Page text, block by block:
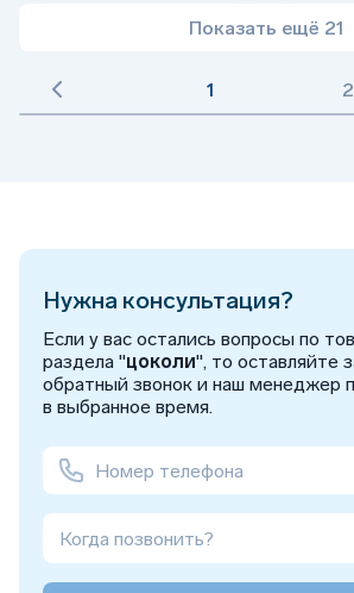
Показать ещё 21
1 2
Нужна консультация?
Если у вас остались вопросы по
раздела "цоколи", то оставляйте
обратный звонок и наш менеджер
в выбранное время.
Когда позвонить?